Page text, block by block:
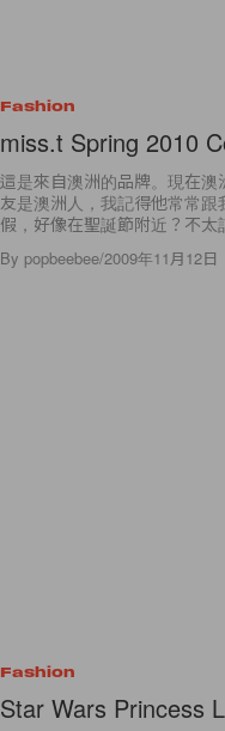
Fashion
miss.t Spring 2010
這是來自澳洲的品牌。現在
友是澳洲人，我記得他常常
假，好像在聖誕節附近？不
By popbeebee/2009年11月12日
Fashion
Star Wars Princess